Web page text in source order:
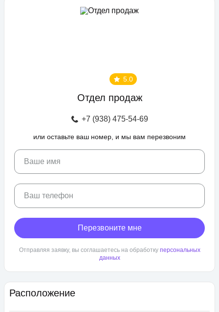
расположены детские и спортивные площадки,
зоны отдыха с беседками, спроектирован бульвар и
автовладельцев предусмотрен крытый и гостевой паркинг.
ЖК «Любимово» находится в районе «Губернский». Внешняя
инфраструктура развита, в пешей доступности: школа,
детский сад, магазины, поликлиника, салоны красоты. До
центра Краснодара — 25 минут транспортом.
Расположение
5.0
Отдел продаж
+7 (938) 475-54-69
или оставьте ваш номер, и мы вам перезвоним
Ваше имя
Ваш телефон
Перезвоните мне
Отправляя заявку, вы соглашаетесь на обработку персональных
данных